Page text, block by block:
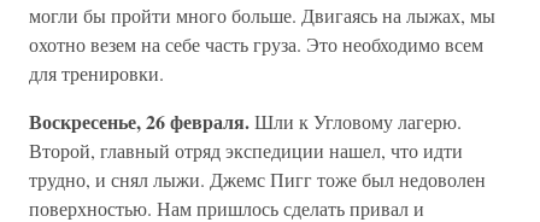
могли бы пройти много больше. Двигаясь на лыжах, мы
охотно везем на себе часть груза. Это необходимо всем
для тренировки.
Воскресенье, 26 февраля.Шли к Угловому лагерю.
Второй, главный отряд экспедиции нашел, что идти
трудно, и снял лыжи. Джемс Пигг тоже был недоволен
поверхностью. Нам пришлось сделать привал и